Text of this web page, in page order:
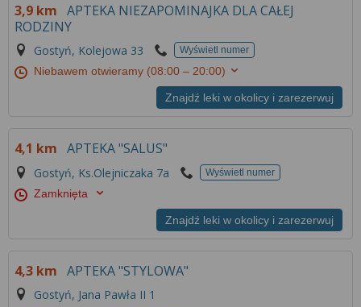
3,9 km APTEKA NIEZAPOMINAJKA DLA CAŁEJ
RODZINY
Gostyń, Kolejowa 33 Wyświetl numer
Niebawem otwieramy (08:00 – 20:00)
Znajdź leki w okolicy i zarezerwuj
4,1 km APTEKA "SALUS"
Gostyń, Ks.Olejniczaka 7a Wyświetl numer
Zamknięta
Znajdź leki w okolicy i zarezerwuj
4,3 km APTEKA "STYLOWA"
Gostyń, Jana Pawła II 1